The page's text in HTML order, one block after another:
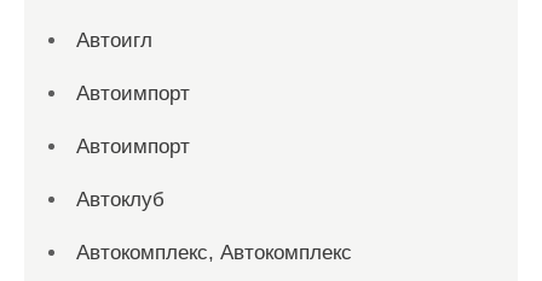
Автоигл
Автоимпорт
Автоимпорт
Автоклуб
Автокомплекс, Автокомплекс